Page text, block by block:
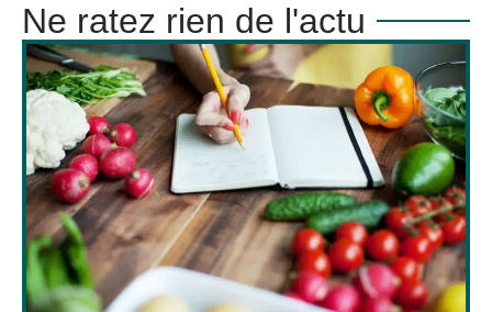
Ne ratez rien de l'actu